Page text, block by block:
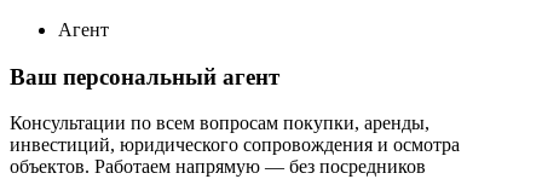
Агент
Ваш персональный агент
Консультации по всем вопросам покупки, аренды,
инвестиций, юридического сопровождения и осмотра
объектов. Работаем напрямую — без посредников